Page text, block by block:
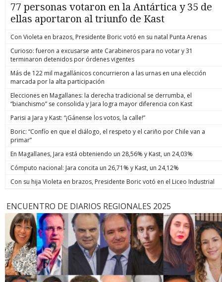
77 personas votaron en la Antártica y 35 de
ellas aportaron al triunfo de Kast
Con Violeta en brazos, Presidente Boric votó en su natal Punta Arenas
Curioso: fueron a excusarse ante Carabineros para no votar y 31
terminaron detenidos por órdenes vigentes
Más de 122 mil magallánicos concurrieron a las urnas en una elección
marcada por la alta participación
Elecciones en Magallanes: la derecha tradicional se derrumba, el
“bianchismo” se consolida y Jara logra mayor diferencia con Kast
Parisi a Jara y Kast: “¡Gánense los votos, la calle!”
Boric: “Confío en que el diálogo, el respeto y el cariño por Chile van a
primar”
En Magallanes, Jara está obteniendo un 28,56% y Kast, un 24,03%
Cómputo nacional: Jara concita un 26,71% y Kast, un 24,12%
Con su hija Violeta en brazos, Presidente Boric votó en el Liceo Industrial
ENCUENTRO DE DIARIOS REGIONALES 2025